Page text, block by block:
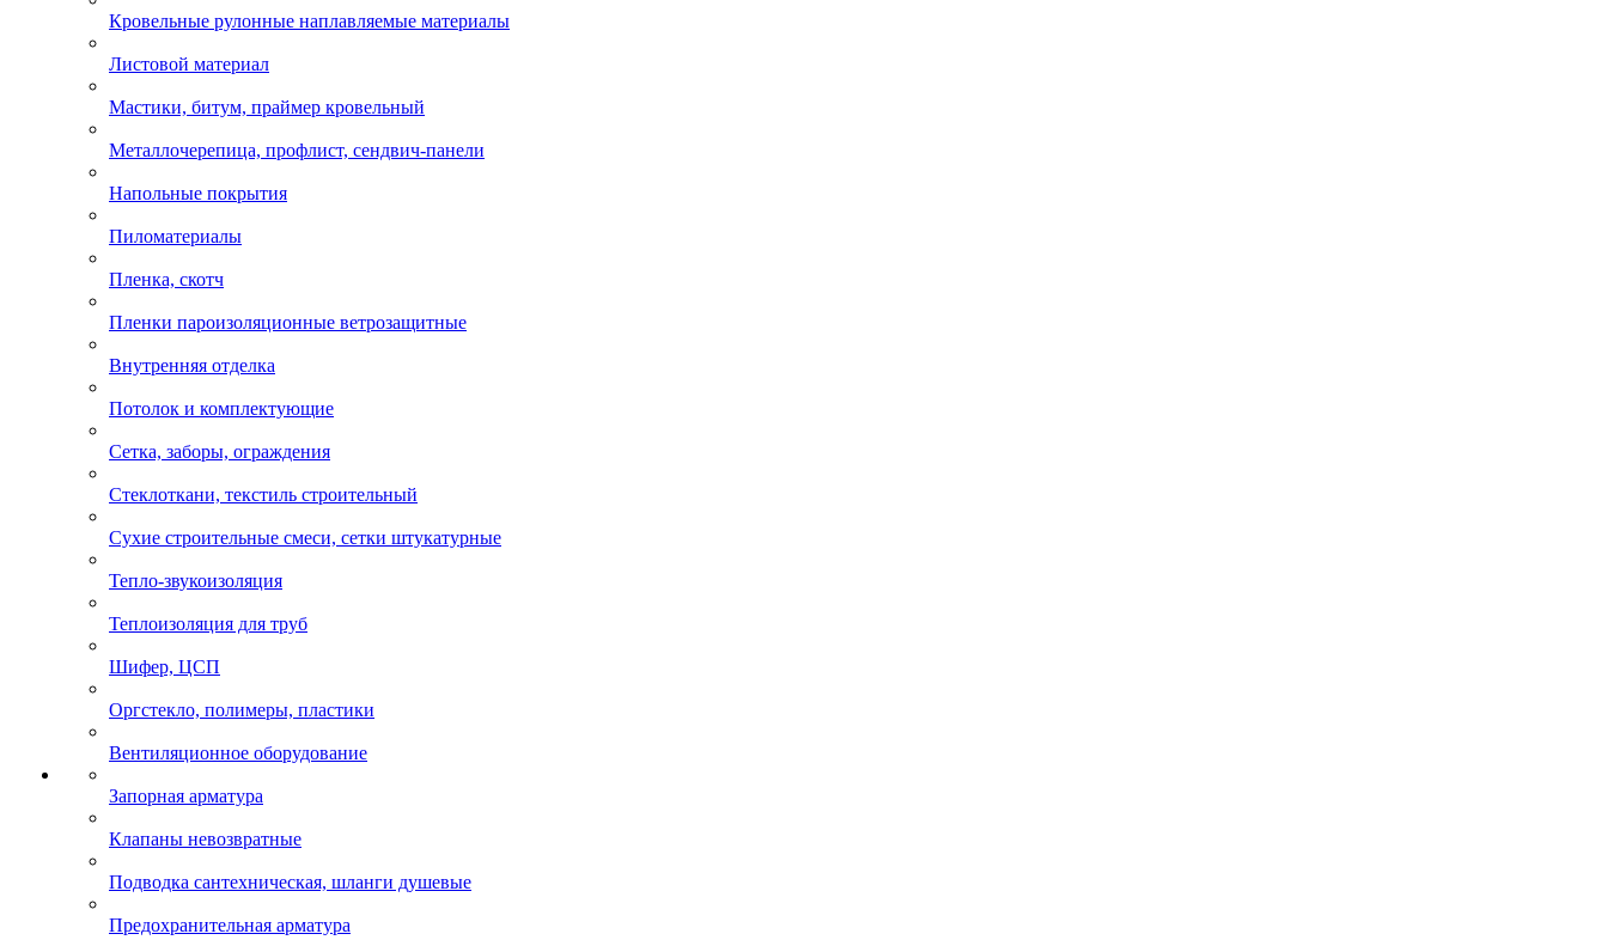
Кровельные рулонные наплавляемые материалы
Листовой материал
Мастики, битум, праймер кровельный
Металлочерепица, профлист, сендвич-панели
Напольные покрытия
Пиломатериалы
Пленка, скотч
Пленки пароизоляционные ветрозащитные
Внутренняя отделка
Потолок и комплектующие
Сетка, заборы, ограждения
Стеклоткани, текстиль строительный
Сухие строительные смеси, сетки штукатурные
Тепло-звукоизоляция
Теплоизоляция для труб
Шифер, ЦСП
Оргстекло, полимеры, пластики
Вентиляционное оборудование
Запорная арматура
Клапаны невозвратные
Подводка сантехническая, шланги душевые
Предохранительная арматура